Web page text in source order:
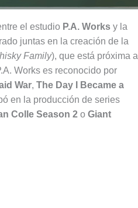
el estudio P.A. Works y la
juntas en la creación de la
Family), que está próxima a
Works es reconocido por
War, The Day I Became a
en la producción de series
Colle Season 2 o Giant